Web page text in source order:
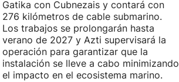
Gatika con Cubnezais y contará con
276 kilómetros de cable submarino.
Los trabajos se prolongarán hasta
verano de 2027 y Azti supervisará la
operación para garantizar que la
instalación se lleve a cabo minimizando
el impacto en el ecosistema marino.